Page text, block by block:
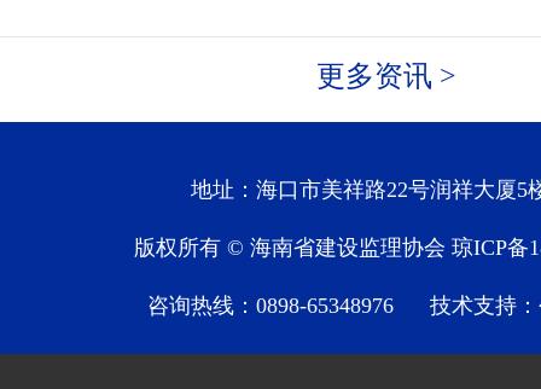
更多资讯 >
地址：海口市美祥路22号润祥大厦5
版权所有 © 海南省建设监理协会琼ICP备
咨询热线：0898-65348976 技术支持：